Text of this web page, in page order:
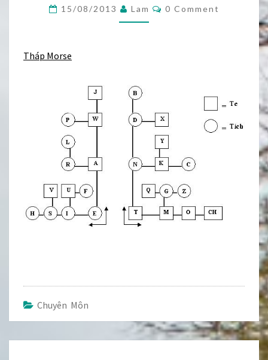
15/08/2013 Lam Comments
0 Comment
Tháp Morse
Chuyên Môn